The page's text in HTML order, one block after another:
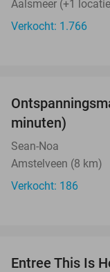
Aalsmeer (+1
Verkocht: 1.766
minuten)
Sean-Noa
Amstelveen (8 km)
Verkocht: 186
Entree This Is